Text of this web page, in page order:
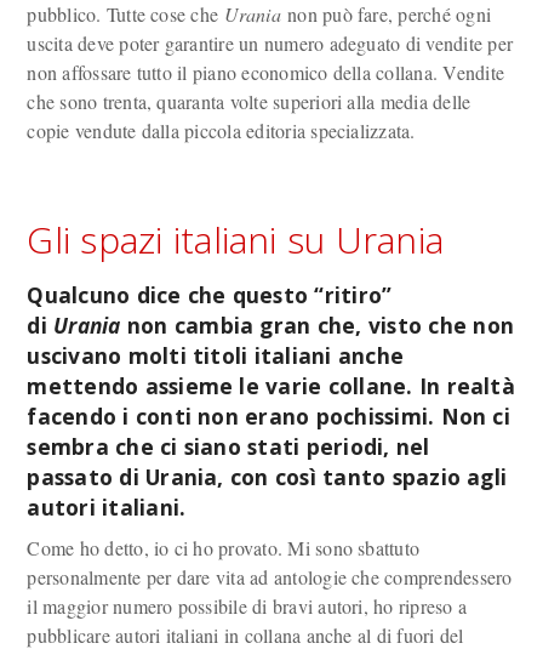
pubblico. Tutte cose che Uranianon può fare, perché ogni
uscita deve poter garantire un numero adeguato di vendite per
non affossare tutto il piano economico della collana. Vendite
che sono trenta, quaranta volte superiori alla media delle
copie vendute dalla piccola editoria specializzata.
Gli spazi italiani su Urania
Qualcuno dice che questo “ritiro”
di Urania non cambia gran che, visto che non
uscivano molti titoli italiani anche
mettendo assieme le varie collane. In realtà
facendo i conti non erano pochissimi. Non ci
sembra che ci siano stati periodi, nel
passato di Urania, con così tanto spazio agli
autori italiani.
Come ho detto, io ci ho provato. Mi sono sbattuto
personalmente per dare vita ad antologie che comprendessero
il maggior numero possibile di bravi autori, ho ripreso a
pubblicare autori italiani in collana anche al di fuori del